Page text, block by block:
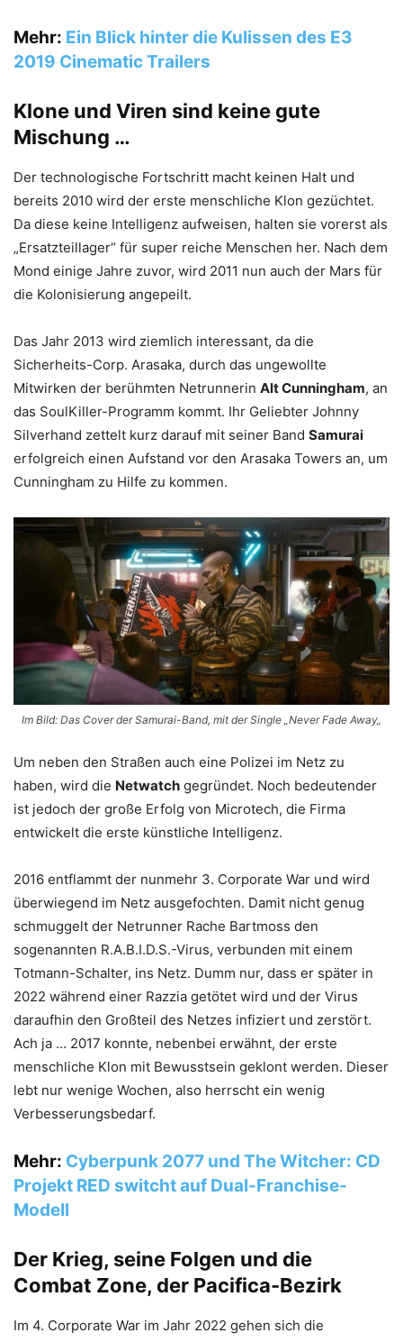
Mehr: Ein Blick hinter die Kulissen des E3
2019 Cinematic Trailers
Klone und Viren sind keine gute
Mischung …
Der technologische Fortschritt macht keinen Halt und
bereits 2010 wird der erste menschliche Klon gezüchtet.
Da diese keine Intelligenz aufweisen, halten sie vorerst als
„Ersatzteillager“ für super reiche Menschen her. Nach dem
Mond einige Jahre zuvor, wird 2011 nun auch der Mars für
die Kolonisierung angepeilt.
Das Jahr 2013 wird ziemlich interessant, da die
Sicherheits-Corp. Arasaka, durch das ungewollte
Mitwirken der berühmten Netrunnerin Alt Cunningham, an
das SoulKiller-Programm kommt. Ihr Geliebter Johnny
Silverhand zettelt kurz darauf mit seiner Band Samurai
erfolgreich einen Aufstand vor den Arasaka Towers an, um
Cunningham zu Hilfe zu kommen.
Im Bild: Das Cover der Samurai-Band, mit der Single „Never Fade Away„
Um neben den Straßen auch eine Polizei im Netz zu
haben, wird die Netwatch gegründet. Noch bedeutender
ist jedoch der große Erfolg von Microtech, die Firma
entwickelt die erste künstliche Intelligenz.
2016 entflammt der nunmehr 3. Corporate War und wird
überwiegend im Netz ausgefochten. Damit nicht genug
schmuggelt der Netrunner Rache Bartmoss den
sogenannten R.A.B.I.D.S.-Virus, verbunden mit einem
Totmann-Schalter, ins Netz. Dumm nur, dass er später in
2022 während einer Razzia getötet wird und der Virus
daraufhin den Großteil des Netzes infiziert und zerstört.
Ach ja … 2017 konnte, nebenbei erwähnt, der erste
menschliche Klon mit Bewusstsein geklont werden. Dieser
lebt nur wenige Wochen, also herrscht ein wenig
Verbesserungsbedarf.
Mehr: Cyberpunk 2077 und The Witcher: CD
Projekt RED switcht auf Dual-Franchise-
Modell
Der Krieg, seine Folgen und die
Combat Zone, der Pacifica-Bezirk
Im 4. Corporate War im Jahr 2022 gehen sich die